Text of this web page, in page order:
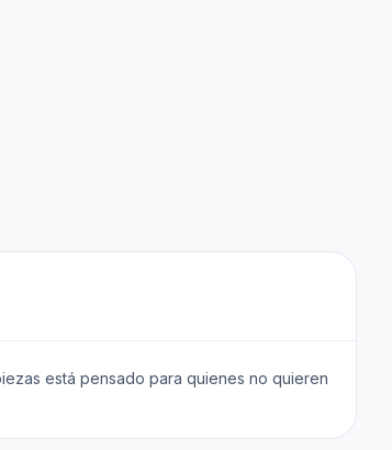
está pensado para quienes no quieren